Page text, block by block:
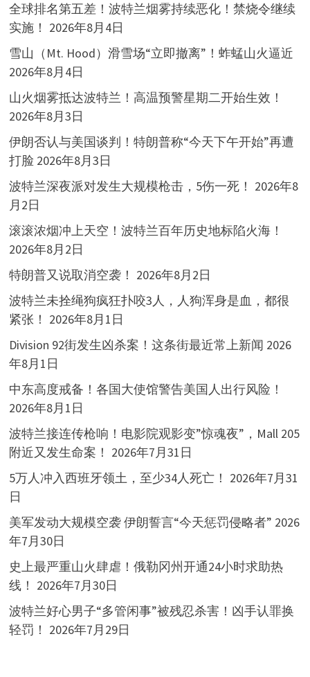
全球排名第五差！波特兰烟雾持续恶化！禁烧令继续
实施！ 2026年8月4日
雪山（Mt. Hood）滑雪场“立即撤离”！蚱蜢山火逼近
2026年8月4日
山火烟雾抵达波特兰！高温预警星期二开始生效！
2026年8月3日
伊朗否认与美国谈判！特朗普称“今天下午开始”再遭
打脸 2026年8月3日
波特兰深夜派对发生大规模枪击，5伤一死！ 2026年8
月2日
滚滚浓烟冲上天空！波特兰百年历史地标陷火海！
2026年8月2日
特朗普又说取消空袭！ 2026年8月2日
波特兰未拴绳狗疯狂扑咬3人，人狗浑身是血，都很
紧张！ 2026年8月1日
Division 92街发生凶杀案！这条街最近常上新闻 2026
年8月1日
中东高度戒备！各国大使馆警告美国人出行风险！
2026年8月1日
波特兰接连传枪响！电影院观影变”惊魂夜”，Mall 205
附近又发生命案！ 2026年7月31日
5万人冲入西班牙领土，至少34人死亡！ 2026年7月31
日
美军发动大规模空袭 伊朗誓言“今天惩罚侵略者” 2026
年7月30日
史上最严重山火肆虐！俄勒冈州开通24小时求助热
线！ 2026年7月30日
波特兰好心男子“多管闲事”被残忍杀害！凶手认罪换
轻罚！ 2026年7月29日